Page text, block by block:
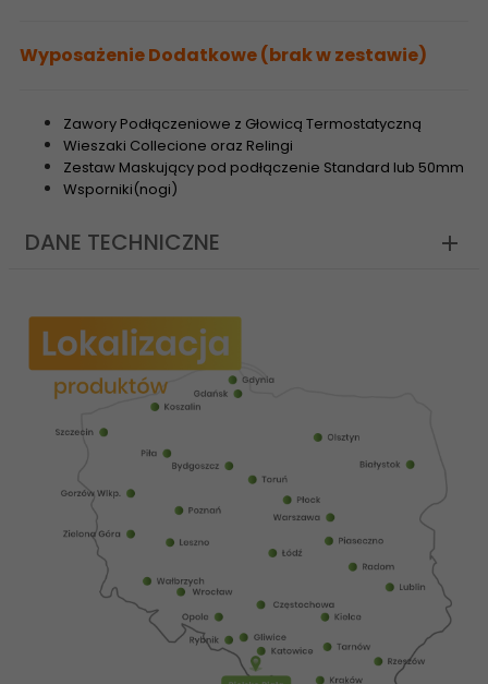
Wyposażenie Dodatkowe (brak w zestawie)
Zawory Podłączeniowe z Głowicą Termostatyczną
Wieszaki Collecione oraz Relingi
Zestaw Maskujący pod podłączenie Standard lub 50mm
Wsporniki(nogi)
DANE TECHNICZNE